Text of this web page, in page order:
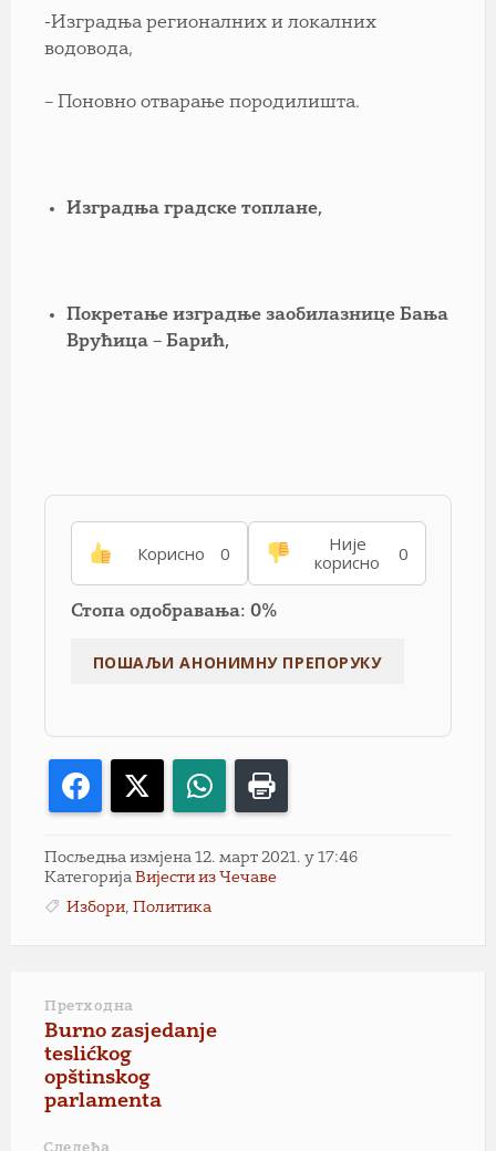
-Изградња регионалних и локалних
водовода,
– Поновно отварање породилишта.
Изградња градске топлане,
Покретање изградње заобилазнице Бања
Врућица – Барић,
Корисно 0
Није
корисно
0
Стопа одобравања: 0%
Facebook WhatsApp
Посљедња измјена 12. март 2021. у 17:46
Категорија Вијести из Чечаве
Избори, Политика
Претходна
Burno zasjedanje
teslićkog
opštinskog
parlamenta